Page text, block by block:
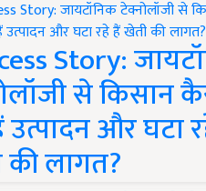
Story:
से किसान
उत्पादन और घटा
लागत?